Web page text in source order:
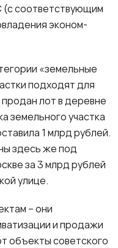
(с соответствующим
эконом-
«земельные
подходят для
лот в деревне
земельного участка
1 млрд рублей.
здесь же под
за 3 млрд рублей
улице.
– они
и продажи
объекты советского